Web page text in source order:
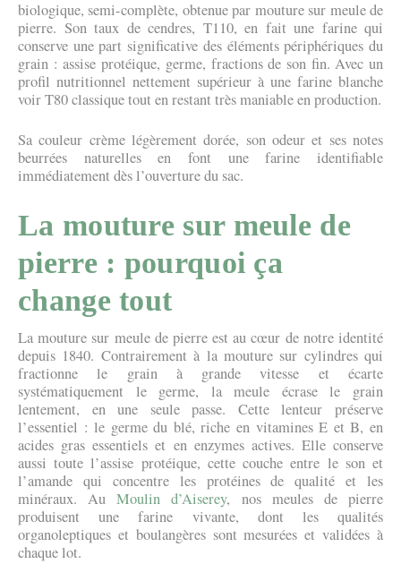
biologique, semi-complète, obtenue par mouture sur meule de
pierre. Son taux de cendres, T110, en fait une farine qui
conserve une part significative des éléments périphériques du
grain : assise protéique, germe, fractions de son fin. Avec un
profil nutritionnel nettement supérieur à une farine blanche
voir T80 classique tout en restant très maniable en production.
Sa couleur crème légèrement dorée, son odeur et ses notes
beurrées naturelles en font une farine identifiable
immédiatement dès l’ouverture du sac.
La mouture sur meule de
pierre : pourquoi ça
change tout
La mouture sur meule de pierre est au cœur de notre identité
depuis 1840. Contrairement à la mouture sur cylindres qui
fractionne le grain à grande vitesse et écarte
systématiquement le germe, la meule écrase le grain
lentement, en une seule passe. Cette lenteur préserve
l’essentiel : le germe du blé, riche en vitamines E et B, en
acides gras essentiels et en enzymes actives. Elle conserve
aussi toute l’assise protéique, cette couche entre le son et
l’amande qui concentre les protéines de qualité et les
minéraux. AuMoulin d’Aiserey, nos meules de pierre
produisent une farine vivante, dont les qualités
organoleptiques et boulangères sont mesurées et validées à
chaque lot.